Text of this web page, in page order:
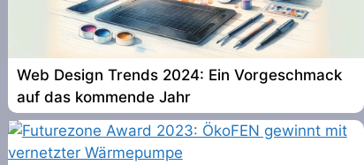
Web Design Trends 2024: Ein Vorgeschmack
auf das kommende Jahr